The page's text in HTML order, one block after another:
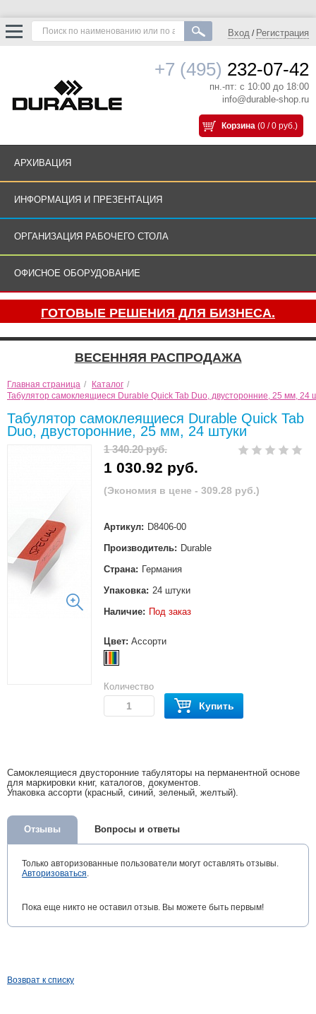
Вход / Регистрация
+7 (495) 232-07-42
пн.-пт: с 10:00 до 18:00
info@durable-shop.ru
Корзина (0 / 0 руб.)
АРХИВАЦИЯ
ИНФОРМАЦИЯ И ПРЕЗЕНТАЦИЯ
ОРГАНИЗАЦИЯ РАБОЧЕГО СТОЛА
ОФИСНОЕ ОБОРУДОВАНИЕ
ГОТОВЫЕ РЕШЕНИЯ ДЛЯ БИЗНЕСА.
ВЕСЕННЯЯ РАСПРОДАЖА
Главная страница / Каталог /
Табулятор самоклеящиеся Durable Quick Tab Duo, двусторонние, 25 мм, 24
Табулятор самоклеящиеся Durable Quick Tab
Duo, двусторонние, 25 мм, 24 штуки
1 340.20 руб.
1 030.92 руб.
(Экономия в цене - 309.28 руб.)
Артикул: D8406-00
Производитель: Durable
Страна: Германия
Упаковка: 24 штуки
Наличие: Под заказ
Цвет: Ассорти
Количество
Купить
Самоклеящиеся двусторонние табуляторы на перманентной основе
для маркировки книг, каталогов, документов.
Упаковка ассорти (красный, синий, зеленый, желтый).
Отзывы Вопросы и ответы
Только авторизованные пользователи могут оставлять отзывы.
Авторизоваться.
Пока еще никто не оставил отзыв. Вы можете быть первым!
Возврат к списку